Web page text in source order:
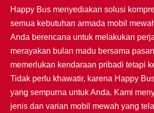
Happy Bus menyediakan solusi
semua kebutuhan armada mobil
Anda berencana untuk melakukan
merayakan bulan madu bersama
memerlukan kendaraan pribadi tetapi
Tidak perlu khawatir, karena Happy
yang sempurna untuk Anda. Kami
jenis dan varian mobil mewah yang